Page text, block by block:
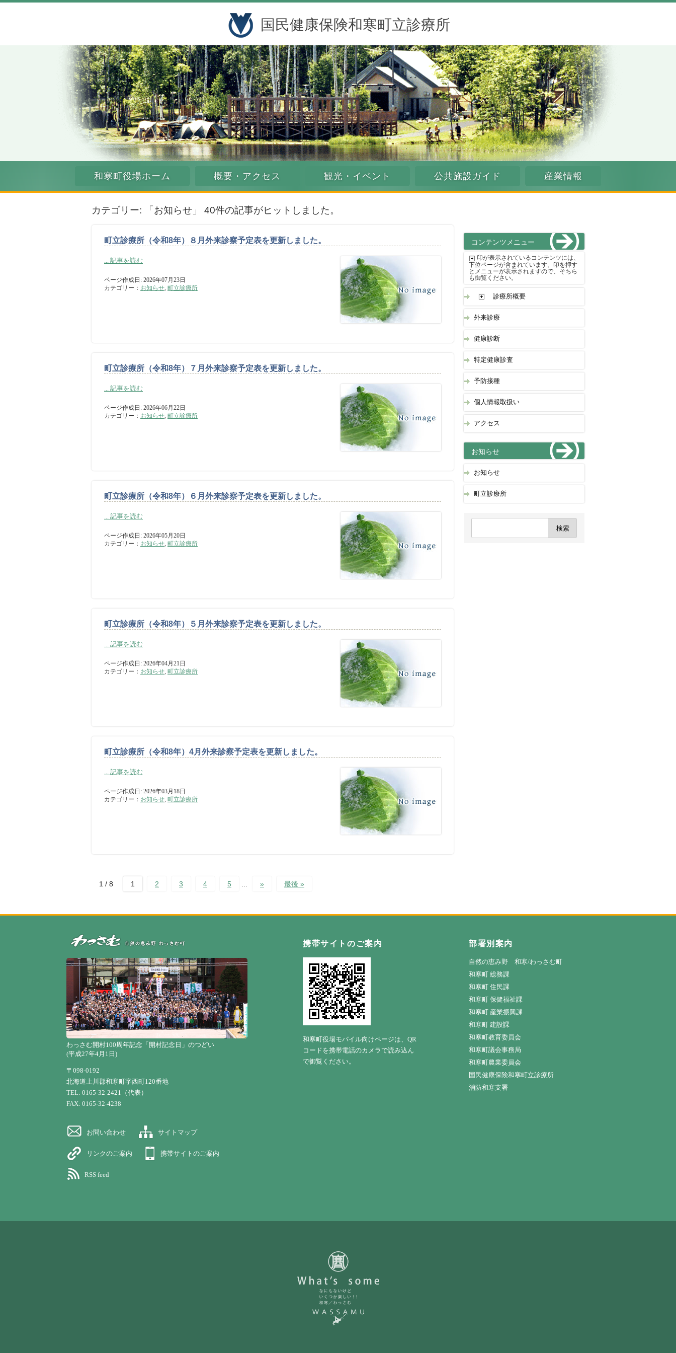
国民健康保険和寒町立診療所
和寒町役場ホーム 概要・アクセス 観光・イベント 公共施設ガイド 産業情報
カテゴリー: 「お知らせ」 40件の記事がヒットしました。
町立診療所（令和8年）８月外来診察予定表を更新しました。
... 記事を読む
ページ作成日: 2026年07月23日
カテゴリー： お知らせ, 町立診療所
町立診療所（令和8年）７月外来診察予定表を更新しました。
... 記事を読む
ページ作成日: 2026年06月22日
カテゴリー： お知らせ, 町立診療所
町立診療所（令和8年）６月外来診察予定表を更新しました。
... 記事を読む
ページ作成日: 2026年05月20日
カテゴリー： お知らせ, 町立診療所
町立診療所（令和8年）５月外来診察予定表を更新しました。
... 記事を読む
ページ作成日: 2026年04月21日
カテゴリー： お知らせ, 町立診療所
町立診療所（令和8年）4月外来診察予定表を更新しました。
... 記事を読む
ページ作成日: 2026年03月18日
カテゴリー： お知らせ, 町立診療所
1 / 8 1 2 3 4 5 » 最後 »
コンテンツメニュー
印が表示されているコンテンツには、
下位ページが含まれています。印を押す
とメニューが表示されますので、そちら
も御覧ください。
診療所概要
外来診療
健康診断
特定健康診査
予防接種
個人情報取扱い
アクセス
お知らせ
お知らせ
町立診療所
わっさむ開村100周年記念「開村記念日」のつどい
(平成27年4月1日)
〒098-0192
北海道上川郡和寒町字西町120番地
TEL: 0165-32-2421（代表）
FAX: 0165-32-4238
お問い合わせ サイトマップ
リンクのご案内 携帯サイトのご案内
RSS feed
携帯サイトのご案内
和寒町役場モバイル向けページは、QR
コードを携帯電話のカメラで読み込ん
で御覧ください。
部署別案内
自然の恵み野 和寒/わっさむ町
和寒町 総務課
和寒町 住民課
和寒町 保健福祉課
和寒町 産業振興課
和寒町 建設課
和寒町教育委員会
和寒町議会事務局
和寒町農業委員会
国民健康保険和寒町立診療所
消防和寒支署